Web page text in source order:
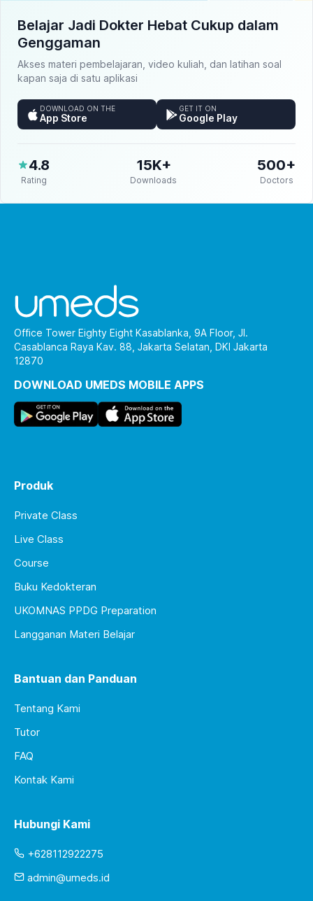
Belajar Jadi Dokter Hebat Cukup dalam
Genggaman
Akses materi pembelajaran, video kuliah, dan latihan soal
kapan saja di satu aplikasi
DOWNLOAD ON THE
App Store
GET IT ON
Google Play
4.8
Rating
15K+
Downloads
500+
Doctors
Office Tower Eighty Eight Kasablanka, 9A Floor, Jl.
Casablanca Raya Kav. 88, Jakarta Selatan, DKI Jakarta
12870
DOWNLOAD UMEDS MOBILE APPS
Produk
Private Class
Live Class
Course
Buku Kedokteran
UKOMNAS PPDG Preparation
Langganan Materi Belajar
Bantuan dan Panduan
Tentang Kami
Tutor
FAQ
Kontak Kami
Hubungi Kami
+628112922275
admin@umeds.id